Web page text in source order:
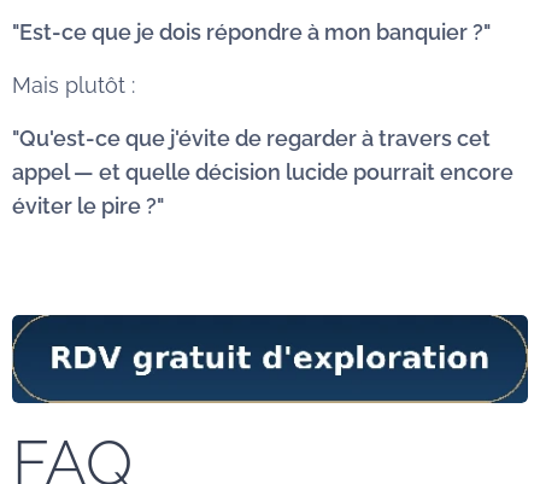
"Est-ce que je dois répondre à mon banquier ?"
Mais plutôt :
"Qu'est-ce que j'évite de regarder à travers cet
appel — et quelle décision lucide pourrait encore
éviter le pire ?"
FAQ